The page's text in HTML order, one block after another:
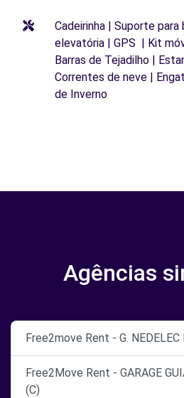
Cadeirinha | Suporte
elevatória | GPS | Kit
Barras de Tejadilho |
Correntes de neve |
de Inverno
Agências
Free2move Rent - G.
Free2Move Rent - GARAGE
(C)